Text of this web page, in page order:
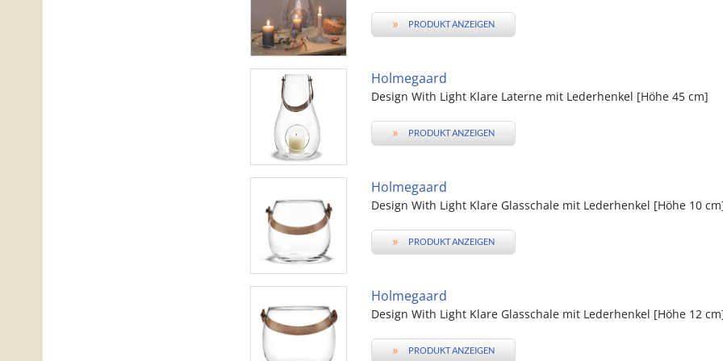
» PRODUKT ANZEIGEN
Holmegaard
Design With Light Klare Laterne mit Lederhenkel [Höhe 45 cm]
» PRODUKT ANZEIGEN
Holmegaard
Design With Light Klare Glasschale mit Lederhenkel [Höhe 10
» PRODUKT ANZEIGEN
Holmegaard
Design With Light Klare Glasschale mit Lederhenkel [Höhe 12
» PRODUKT ANZEIGEN